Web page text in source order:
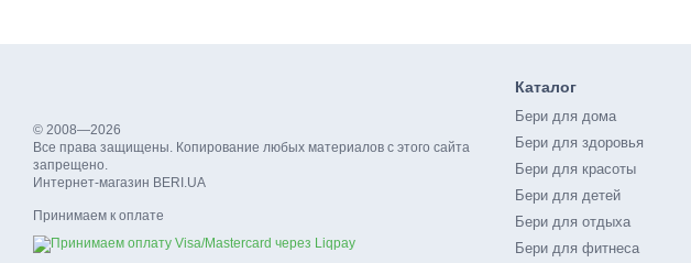
© 2008—2026
Все права защищены. Копирование любых материалов с этого сайта
запрещено.
Интернет-магазин BERI.UA
Принимаем к оплате
Каталог
Бери для дома
Бери для здоровья
Бери для красоты
Бери для детей
Бери для отдыха
Бери для фитнеса